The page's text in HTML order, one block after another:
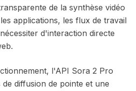
de la synthèse vidéo
applications, les flux de travail
d'interaction directe
l'API Sora 2 Pro
diffusion de pointe et une